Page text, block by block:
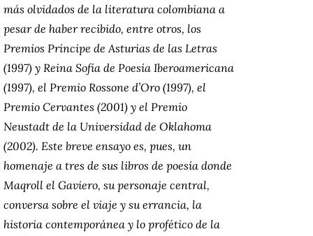
más olvidados de la literatura colombiana a
pesar de haber recibido, entre otros, los
Premios Príncipe de Asturias de las Letras
(1997) y Reina Sofía de Poesía Iberoamericana
(1997), el Premio Rossone d’Oro (1997), el
Premio Cervantes (2001) y el Premio
Neustadt de la Universidad de Oklahoma
(2002). Este breve ensayo es, pues, un
homenaje a tres de sus libros de poesía donde
Maqroll el Gaviero, su personaje central,
conversa sobre el viaje y su errancia, la
historia contemporánea y lo profético de la